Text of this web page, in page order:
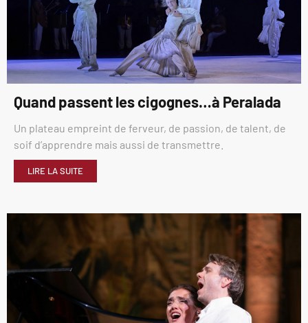
Quand passent les cigognes…à Peralada
Un plateau empreint de ferveur, de passion, de talent, de
soif d’apprendre mais aussi de transmettre.
LIRE LA SUITE